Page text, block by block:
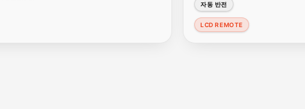
자동 반전
LCD REMOTE